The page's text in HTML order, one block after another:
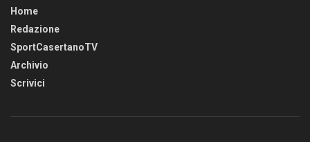
Home
Redazione
SportCasertanoTV
Archivio
Scrivici